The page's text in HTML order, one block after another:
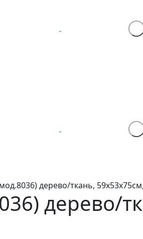
дерево/ткань,
дерево/